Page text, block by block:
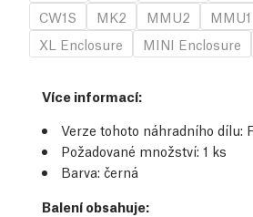
CW1S
MK2 MMU2 MMU1
XL Enclosure
MINI Enclosure
Více informací:
Verze tohoto náhradního dílu:
Požadované množství: 1 ks
Barva: černá
Balení obsahuje: